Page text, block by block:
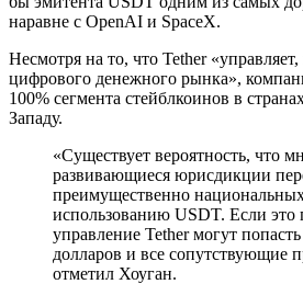
наравне с OpenAI и SpaceX.
Несмотря на то, что Tether
цифрового денежного рынка»,
100% сегмента стейблкоинов в
Западу.
«Существует вероятность, что
развивающиеся юрисдикции
преимущественно
использованию USDT. Если это
управление Tether могут
долларов и все сопутствующие
отметил Хоуган.